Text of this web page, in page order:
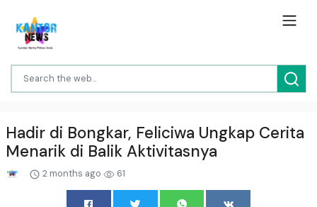
Hadir di Bongkar, Feliciwa Ungkap Cerita
Menarik di Balik Aktivitasnya
2 months ago 61